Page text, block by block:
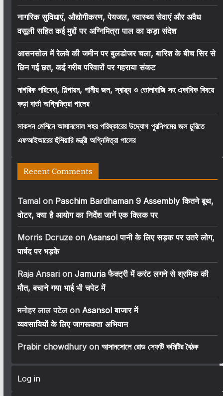
नागरिक सुविधाएं, औद्योगीकरण, पेयजल, स्वास्थ्य सेवाएं और अवैध
वसूली सहित कई मुद्दों पर अग्निमित्रा पाल का कड़ा संदेश
आसनसोल में रेलवे की जमीन पर बुलडोजर चला, बारिश के बीच सिर से
छिन गई छत, कई गरीब परिवारों पर गहराया संकट
নাগরিক পরিষেবা, শিল্পায়ন, পানীয় জল, স্বাস্থ্য ও তোলাবাজি সহ একাধিক বিষয়ে
কড়া বার্তা অগ্নিমিত্রা পালের
সাকশন মেশিনে আসানসোল শহর পরিষ্কারের উদ্যোগ পুরনিগমের জল চুরিতে
এফআইআরের হুঁশিয়ারি মন্ত্রী অগ্নিমিত্রা পালের
Recent Comments
Tamalon Paschim Bardhaman 9 Assembly कितने बूथ,
वोटर, क्या है आयोग का निर्देश जानें एक क्लिक पर
Morris Dcruzeon Asansol पानी के लिए सड़क पर उतरे लोग,
पार्षद पर भड़के
Raja Ansarion Jamuria फैक्ट्री में करंट लगने से श्रमिक की
मौत, बचाने गया भाई भी चपेट में
मनोहर लाल पटेलon Asansol बाजार में
व्यवसायियों के लिए जागरूकता अभियान
Prabir chowdhuryon আসানসোলে রোড সেফটি কমিটির বৈঠক
Log in